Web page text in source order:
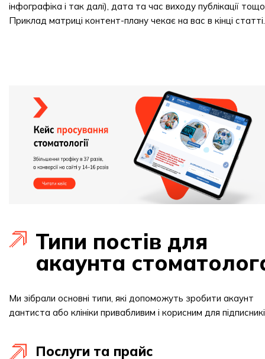
інфографіка і так далі), дата та час виходу публікації
Приклад матриці контент-плану чекає на вас в кінці статті.
Типи постів для
акаунта
Ми зібрали основні типи, які допоможуть зробити акаунт
дантиста або клініки привабливим і корисним для
Послуги та прайс